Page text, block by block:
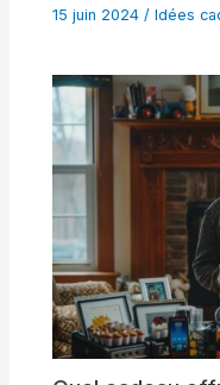
15 juin 2024 /Idées